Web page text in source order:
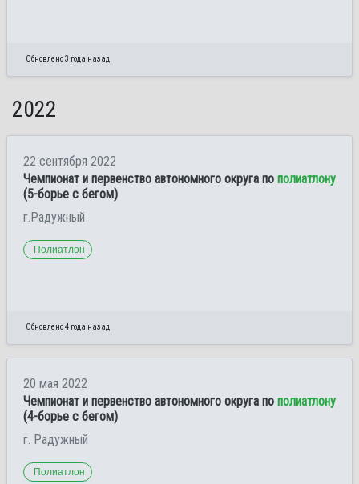
Обновлено 3 года назад
2022
22 сентября 2022
Чемпионат и первенство автономного округа по полиатлону
(5-борье с бегом)
г.Радужный
Полиатлон
Обновлено 4 года назад
20 мая 2022
Чемпионат и первенство автономного округа по полиатлону
(4-борье с бегом)
г. Радужный
Полиатлон